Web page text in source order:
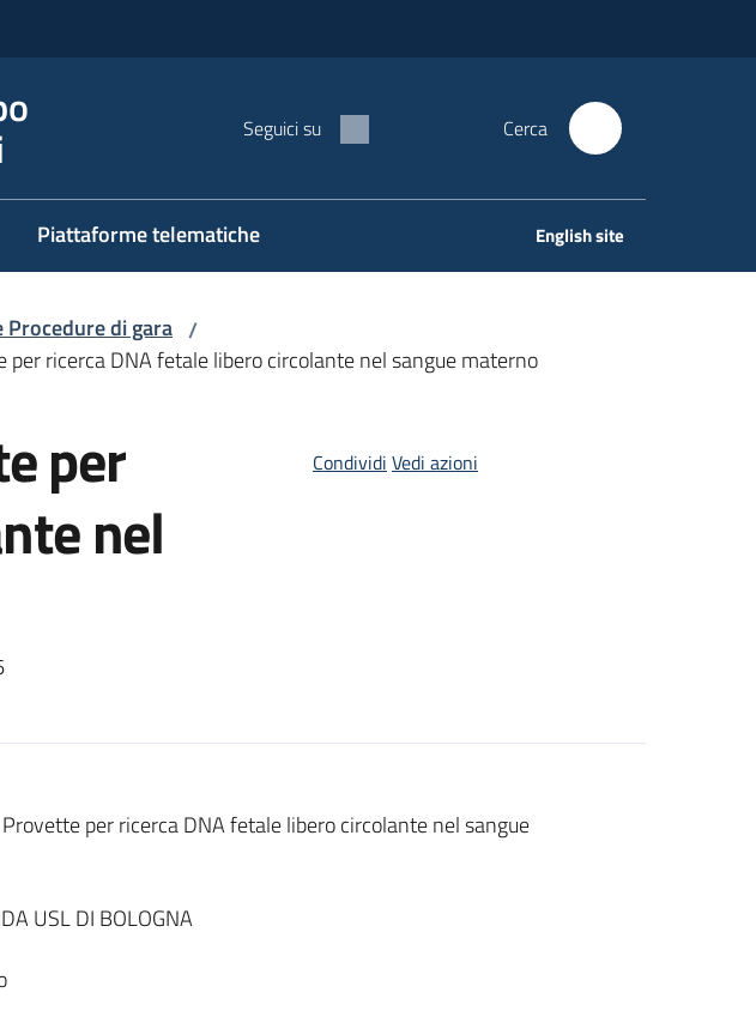
Seguici su Cerca
Piattaforme telematiche English site
di gara /
per ricerca DNA fetale libero circolante nel sangue materno
per
nel
Condividi Vedi azioni
Provette per ricerca DNA fetale libero circolante nel sangue
USL DI BOLOGNA